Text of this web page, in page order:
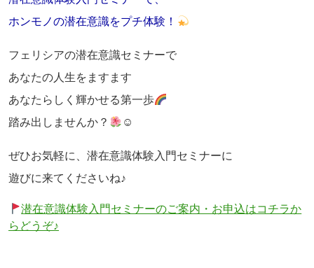
ホンモノの潜在意識をプチ体験！
フェリシアの潜在意識セミナーで
あなたの人生をますます
あなたらしく輝かせる第一歩
踏み出しませんか？
☺
ぜひお気軽に、潜在意識体験入門セミナーに
遊びに来てくださいね♪
潜在意識体験入門セミナーのご案内・お申込はコチラか
らどうぞ♪